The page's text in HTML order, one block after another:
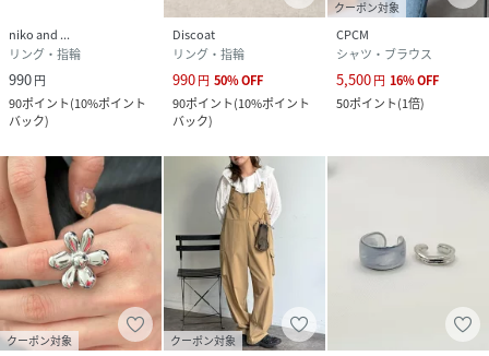
niko and ...
リング・指輪
990円
90ポイント(10%ポイント
バック)
Discoat
リング・指輪
990円 50%OFF
90ポイント(10%ポイント
バック)
クーポン対象
CPCM
シャツ・ブラウス
5,500円 16%OFF
50ポイント(1倍)
クーポン対象 クーポン対象